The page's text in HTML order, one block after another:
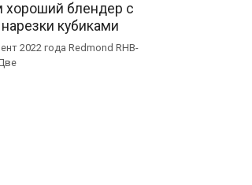
хороший блендер с
кубиками
2022 года Redmond RHB-